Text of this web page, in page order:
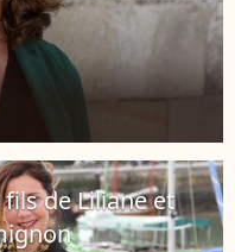
fils de Liliane et